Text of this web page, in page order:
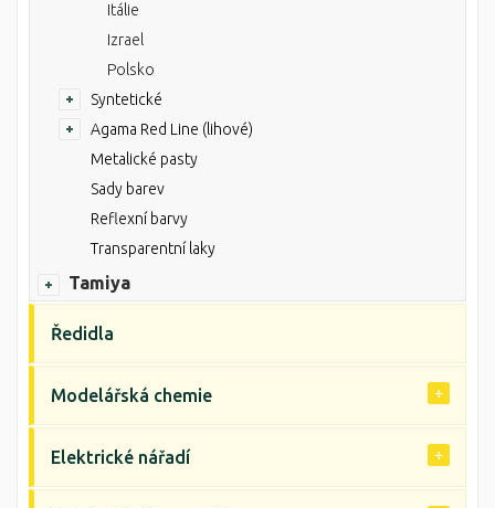
Itálie
Izrael
Polsko
Syntetické
Agama Red Line (lihové)
Metalické pasty
Sady barev
Reflexní barvy
Transparentní laky
Tamiya
Ředidla
Modelářská chemie
Elektrické nářadí